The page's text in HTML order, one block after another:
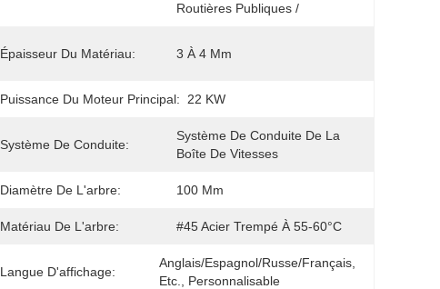
Routières Publiques /
Épaisseur Du Matériau: 3 À 4 Mm
Puissance Du Moteur Principal: 22 KW
Système De Conduite:
Système De Conduite De La
Boîte De Vitesses
Diamètre De L'arbre: 100 Mm
Matériau De L'arbre: #45 Acier Trempé À 55-60°C
Langue D'affichage:
Anglais/espagnol/russe/français,
Etc., Personnalisable